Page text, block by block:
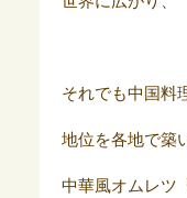
それでも中国料
地位を各地で築
中華風オムレツ